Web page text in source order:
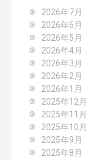
2026年7月
2026年6月
2026年5月
2026年4月
2026年3月
2026年2月
2026年1月
2025年12月
2025年11月
2025年10月
2025年9月
2025年8月